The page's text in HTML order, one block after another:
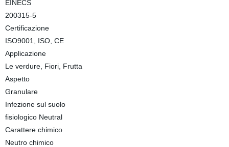
EINECS
200315-5
Certificazione
ISO9001, ISO, CE
Applicazione
Le verdure, Fiori, Frutta
Aspetto
Granulare
Infezione sul suolo
fisiologico Neutral
Carattere chimico
Neutro chimico